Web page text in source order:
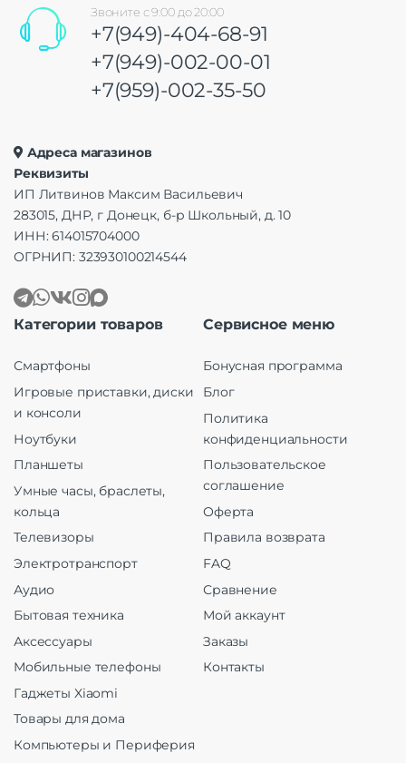
Звоните с 9:00 до 20:00
+7(949)-404-68-91
+7(949)-002-00-01
+7(959)-002-35-50
Адреса магазинов
Реквизиты
ИП Литвинов Максим Васильевич
283015, ДНР, г Донецк, б-р Школьный, д. 10
ИНН: 614015704000
ОГРНИП: 323930100214544
Категории товаров
Смартфоны
Игровые приставки, диски
и консоли
Ноутбуки
Планшеты
Умные часы, браслеты,
кольца
Телевизоры
Электротранспорт
Аудио
Бытовая техника
Аксессуары
Мобильные телефоны
Гаджеты Xiaomi
Товары для дома
Компьютеры и Периферия
Сервисное меню
Бонусная программа
Блог
Политика
конфиденциальности
Пользовательское
соглашение
Оферта
Правила возврата
FAQ
Сравнение
Мой аккаунт
Заказы
Контакты